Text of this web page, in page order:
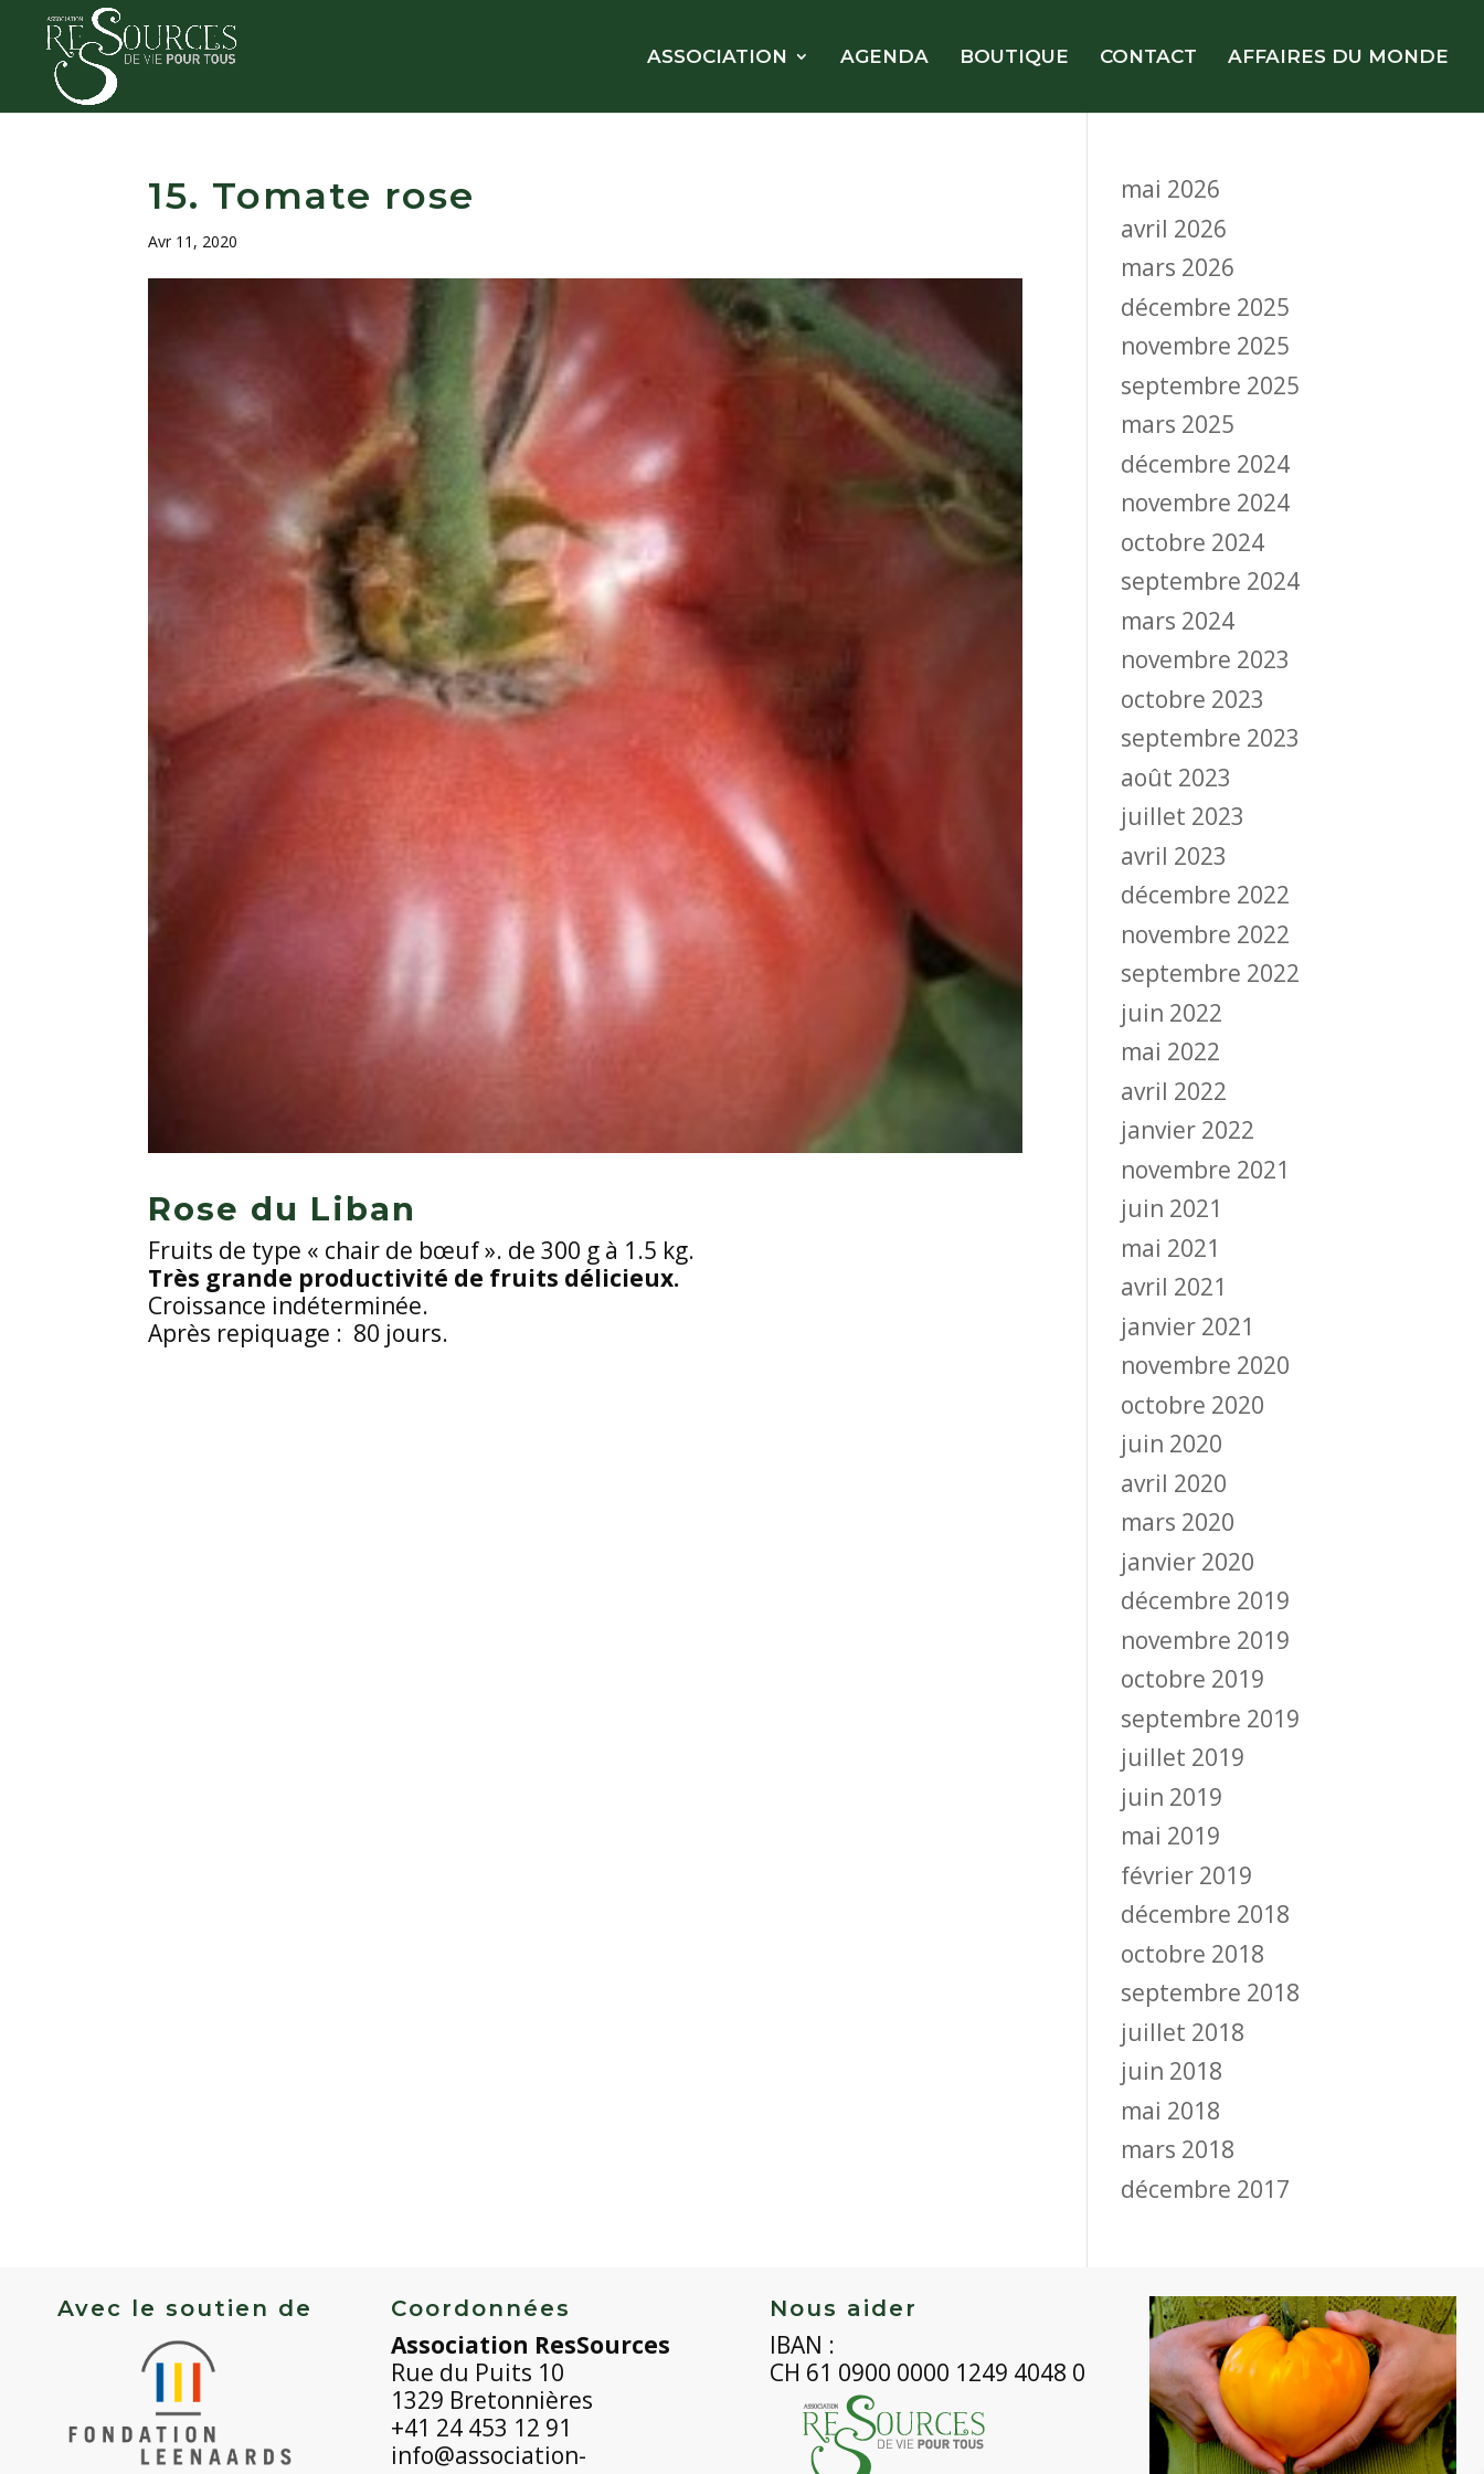
ASSOCIATION AGENDA BOUTIQUE CONTACT AFFAIRES DU MONDE
15. Tomate rose
Avr 11, 2020
Rose du Liban
Fruits de type « chair de bœuf ». de 300 g à 1.5 kg.
Très grande productivité de fruits délicieux.
Croissance indéterminée.
Après repiquage : 80 jours.
mai 2026
avril 2026
mars 2026
décembre 2025
novembre 2025
septembre 2025
mars 2025
décembre 2024
novembre 2024
octobre 2024
septembre 2024
mars 2024
novembre 2023
octobre 2023
septembre 2023
août 2023
juillet 2023
avril 2023
décembre 2022
novembre 2022
septembre 2022
juin 2022
mai 2022
avril 2022
janvier 2022
novembre 2021
juin 2021
mai 2021
avril 2021
janvier 2021
novembre 2020
octobre 2020
juin 2020
avril 2020
mars 2020
janvier 2020
décembre 2019
novembre 2019
octobre 2019
septembre 2019
juillet 2019
juin 2019
mai 2019
février 2019
décembre 2018
octobre 2018
septembre 2018
juillet 2018
juin 2018
mai 2018
mars 2018
décembre 2017
Avec le soutien de Coordonnées
Association ResSources
Rue du Puits 10
1329 Bretonnières
+41 24 453 12 91
info@association-
Nous aider
IBAN :
CH 61 0900 0000 1249 4048 0